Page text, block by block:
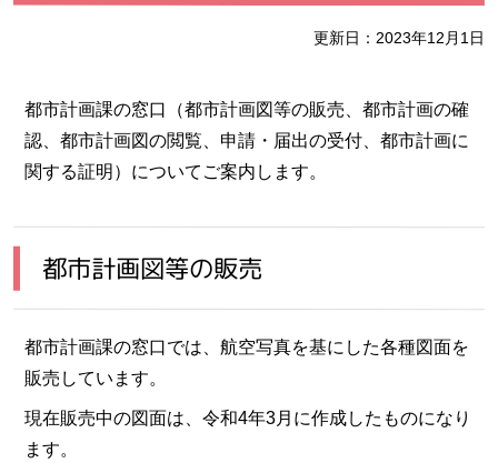
更新日：2023年12月1日
都市計画課の窓口（都市計画図等の販売、都市計画の確
認、都市計画図の閲覧、申請・届出の受付、都市計画に
関する証明）についてご案内します。
都市計画図等の販売
都市計画課の窓口では、航空写真を基にした各種図面を
販売しています。
現在販売中の図面は、令和4年3月に作成したものになり
ます。